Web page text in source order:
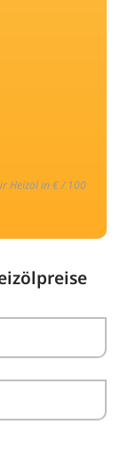
Heizöl in € / 100